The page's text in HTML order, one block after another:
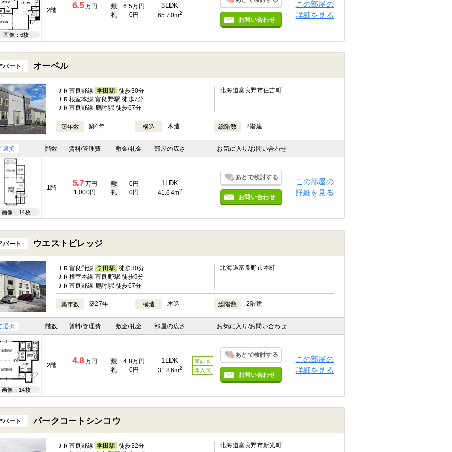
画像：6枚
2階 6.5万円
-
敷
6.5万円
礼
0円
3LDK
65.70m2
お問い合わせ
この部屋の
詳細を見る
パート オーベル
ＪＲ富良野線 学田駅 徒歩30分
ＪＲ根室本線 富良野駅 徒歩7分
ＪＲ富良野線 鹿討駅 徒歩67分
北海道富良野市住吉町
築年数 築4年 構造 木造 総階数 2階建
選択 階数 賃料/管理費 敷金/礼金 部屋の広さ お気に入り /お問い合わせ
画像：14枚
1階 5.7万円
1,000円
敷
0円
礼
0円
1LDK
41.64m2
あとで検討する
お問い合わせ
この部屋の
詳細を見る
パート ウエストビレッジ
ＪＲ富良野線 学田駅 徒歩30分
ＪＲ根室本線 富良野駅 徒歩9分
ＪＲ富良野線 鹿討駅 徒歩67分
北海道富良野市本町
築年数 築27年 構造 木造 総階数 2階建
選択 階数 賃料/管理費 敷金/礼金 部屋の広さ お気に入り /お問い合わせ
画像：14枚
2階 4.8万円
-
敷
4.8万円
礼
0円
1LDK
31.86m2
南向き
即入可
あとで検討する
お問い合わせ
この部屋の
詳細を見る
パート パークコートシンコウ
ＪＲ富良野線 学田駅 徒歩32分
北海道富良野市新光町